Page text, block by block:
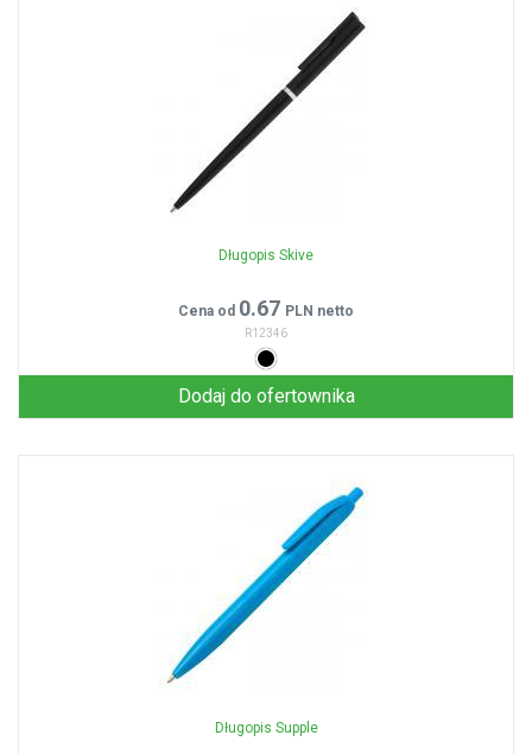
Długopis Skive
Cena od 0.67 PLN netto
R12346
Dodaj do ofertownika
Długopis Supple